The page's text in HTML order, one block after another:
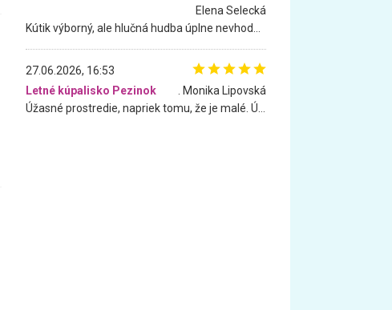
Elena Selecká
27.06.2026, 16:53
Letné kúpalisko Pezinok
. Monika Lipovská